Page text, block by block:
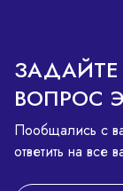
ЗАДАЙТЕ
ВОПРОС
Пообщались с
ответить на все